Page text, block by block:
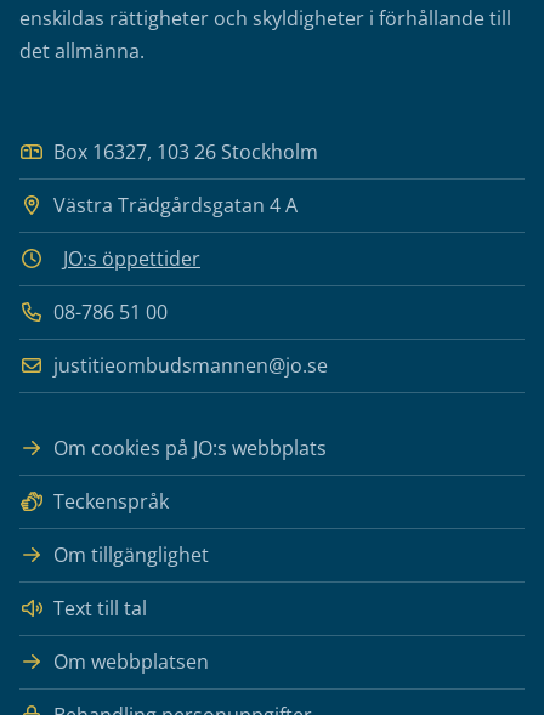
enskildas rättigheter och skyldigheter i förhållande till
det allmänna.
Box 16327, 103 26 Stockholm
Västra Trädgårdsgatan 4 A
JO:s öppettider
08-786 51 00
justitieombudsmannen@jo.se
Om cookies på JO:s webbplats
Teckenspråk
Om tillgänglighet
Text till tal
Om webbplatsen